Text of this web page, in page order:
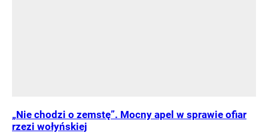
„Nie chodzi o zemstę”. Mocny apel w sprawie ofiar
rzezi wołyńskiej